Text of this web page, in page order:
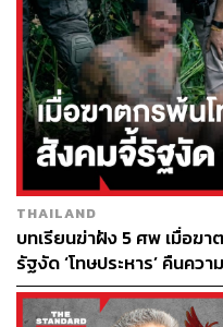
arXiv.org. https://
https://
07/04/quasar-
es-slower-after-big-
https://
-galaxies-flickering-
-space-208621
TAGS: เวลา นักดาราศาส
เอกภพ
จักรวาล
THAILAND
บทเรียนฆ่าฝัง 5 ศพ เมื่อฆ
รัฐงัด ‘โทษประหาร’ คืนคว